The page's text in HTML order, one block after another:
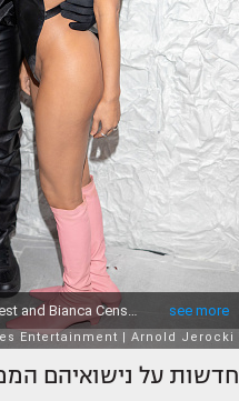
חדשות על נישואיהם